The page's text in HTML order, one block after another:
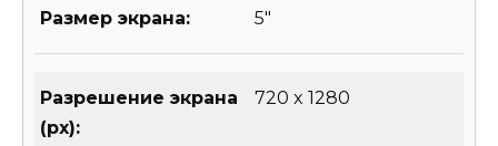
Размер экрана: 5″
Разрешение экрана
(px):
720 x 1280